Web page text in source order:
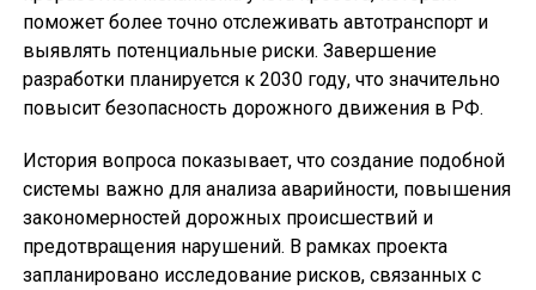
поможет более точно отслеживать автотранспорт и
выявлять потенциальные риски. Завершение
разработки планируется к 2030 году, что значительно
повысит безопасность дорожного движения в РФ.
История вопроса показывает, что создание подобной
системы важно для анализа аварийности, повышения
закономерностей дорожных происшествий и
предотвращения нарушений. В рамках проекта
запланировано исследование рисков, связанных с